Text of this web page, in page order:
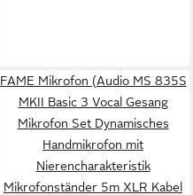
FAME Mikrofon (Audio MS 835S
MKII Basic 3 Vocal Gesang
Mikrofon Set Dynamisches
Handmikrofon mit
Nierencharakteristik
Mikrofonständer 5m XLR Kabel